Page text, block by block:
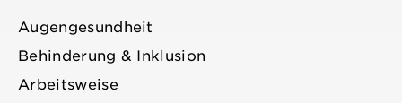
Augengesundheit
Behinderung & Inklusion
Arbeitsweise